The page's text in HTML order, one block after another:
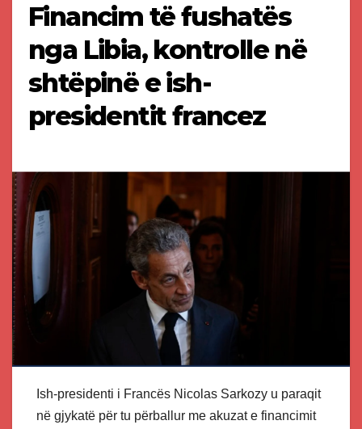
Financim të fushatës
nga Libia, kontrolle në
shtëpinë e ish-
presidentit francez
Ish-presidenti i Francës Nicolas Sarkozy u paraqit
në gjykatë për tu përballur me akuzat e financimit